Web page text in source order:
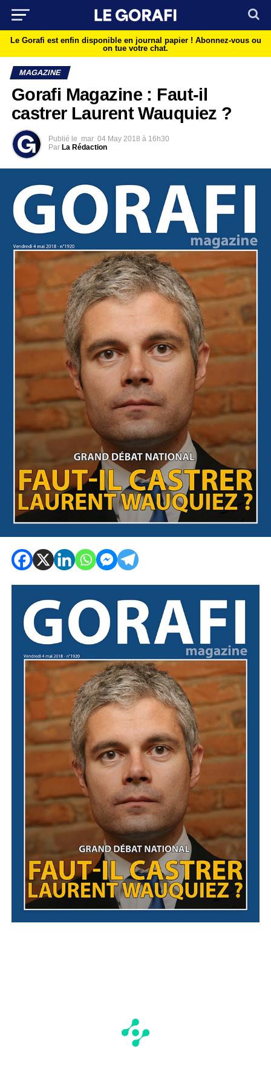
Le Gorafi est enfin disponible en journal papier ! Abonnez-vous ou
on tue votre chat.
MAGAZINE
Gorafi Magazine : Faut-il
castrer Laurent Wauquiez ?
Publié le mar 04 May 2018 à 16h30
Par La Rédaction